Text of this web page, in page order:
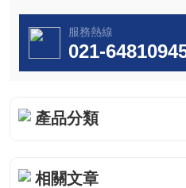
服務熱線
021-
產品分類
相關文章